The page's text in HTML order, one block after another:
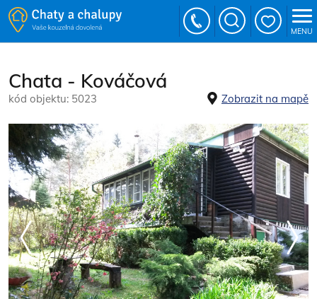
Chata - Kováčová
kód objektu: 5023 Zobrazit na mapě
MENU